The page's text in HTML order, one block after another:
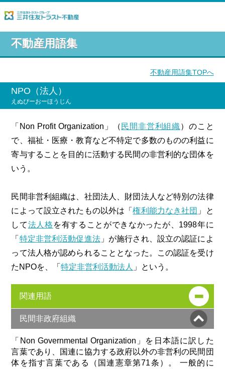
不動産用語集
不動産用語集TOPへ
NPO（法人）
えぬぴーおーほうじん
「Non Profit Organization」（ 民間非営利組織）のこと
で、福祉・医療・教育など不特定で多数のものの利益に
寄与することを目的に活動する民間の非営利的な団体を
いう。
民間非営利組織は、社団法人、財団法人など特別の法律
によって設立されたもの以外は「権利能力なき社団 」と
して法人格 を有することができなかったが、1998年に
「 特定非営利活動促進法」が施行され、設立の認証によ
って法人格が認められることとなった。この認証を受け
たNPOを、「特定非営利活動法人 」という。
関連用語
民間非政府組織
「Non Governmental Organization」を日本語に訳した
言葉であり、国連に協力する政府以外の非営利の民間団
体を指す言葉である（国連憲章第71条）。 一般的に